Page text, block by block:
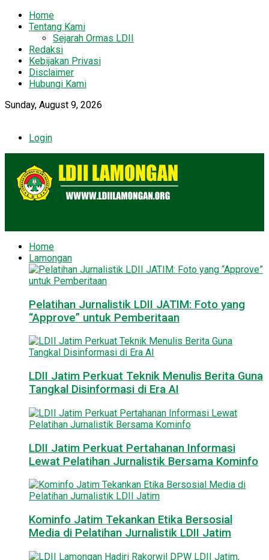
Home
Tentang Kami
Sejarah Ormas LDII
Redaksi
Kebijakan Privasi
Disclaimer
Hubungi Kami
Sunday, August 9, 2026
Login
Home
Lamongan
Pelatihan Jurnalistik LDII JATIM: Foto yang
“Approve” untuk Pemberitaan
LDII Jatim Perkuat Teknik Menulis Berita Guna
Tangkal Disinformasi di Era AI
LDII Jatim Perkuat Pertahanan Informasi
Lewat Pelatihan Jurnalistik Bersama Kominfo
Kominfo Jatim Tekankan Etika Bersosial
Media di Pelatihan Jurnalistik LDII Jatim